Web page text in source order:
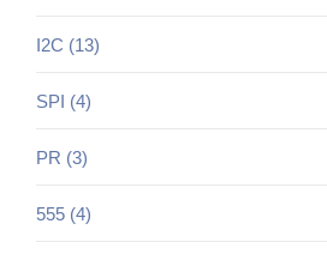
I2C (13)
SPI (4)
PR (3)
555 (4)